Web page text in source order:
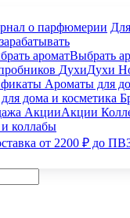
о парфюмерии
ароматВыбрать
ДухиДухи
Ароматы для
дома и косметика
АкцииАкции
коллабы
от 2200 ₽ до